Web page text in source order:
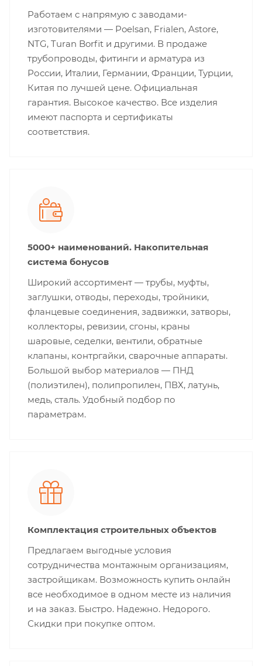
Работаем с напрямую с заводами-
изготовителями — Poelsan, Frialen, Astore,
NTG, Turan Borfit и другими. В продаже
трубопроводы, фитинги и арматура из
России, Италии, Германии, Франции, Турции,
Китая по лучшей цене. Официальная
гарантия. Высокое качество. Все изделия
имеют паспорта и сертификаты
соответствия.
5000+ наименований. Накопительная
система бонусов
Широкий ассортимент — трубы, муфты,
заглушки, отводы, переходы, тройники,
фланцевые соединения, задвижки, затворы,
коллекторы, ревизии, сгоны, краны
шаровые, седелки, вентили, обратные
клапаны, контргайки, сварочные аппараты.
Большой выбор материалов — ПНД
(полиэтилен), полипропилен, ПВХ, латунь,
медь, сталь. Удобный подбор по
параметрам.
Комплектация строительных объектов
Предлагаем выгодные условия
сотрудничества монтажным организациям,
застройщикам. Возможность купить онлайн
все необходимое в одном месте из наличия
и на заказ. Быстро. Надежно. Недорого.
Скидки при покупке оптом.